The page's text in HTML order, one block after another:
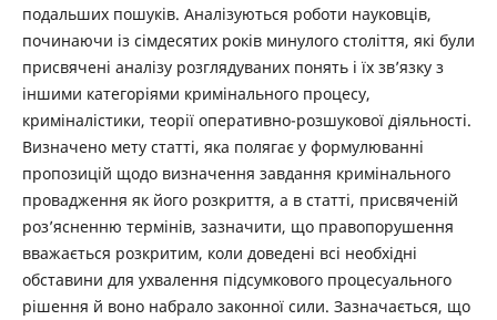
подальших пошуків. Аналізуються роботи науковців,
починаючи із сімдесятих років минулого століття, які були
присвячені аналізу розглядуваних понять і їх зв’язку з
іншими категоріями кримінального процесу,
криміналістики, теорії оперативно-розшукової діяльності.
Визначено мету статті, яка полягає у формулюванні
пропозицій щодо визначення завдання кримінального
провадження як його розкриття, а в статті, присвяченій
роз’ясненню термінів, зазначити, що правопорушення
вважається розкритим, коли доведені всі необхідні
обставини для ухвалення підсумкового процесуального
рішення й воно набрало законної сили. Зазначається, що